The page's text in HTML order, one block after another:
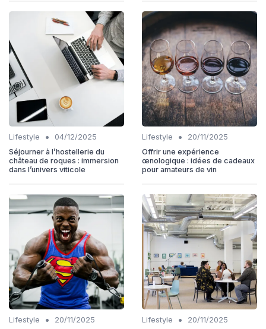
Lifestyle •
04/12/2025
Séjourner à l’hostellerie du
château de roques : immersion
dans l’univers viticole
Lifestyle •
20/11/2025
Offrir une expérience
œnologique : idées de cadeaux
pour amateurs de vin
Lifestyle •
20/11/2025
Lifestyle •
20/11/2025